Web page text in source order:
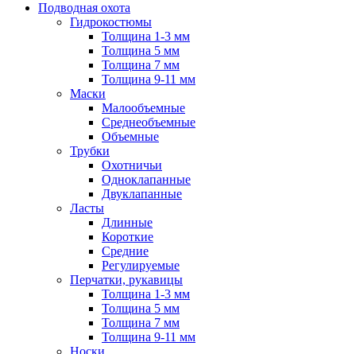
Подводная охота
Гидрокостюмы
Толщина 1-3 мм
Толщина 5 мм
Толщина 7 мм
Толщина 9-11 мм
Маски
Малообъемные
Среднеобъемные
Объемные
Трубки
Охотничьи
Одноклапанные
Двуклапанные
Ласты
Длинные
Короткие
Средние
Регулируемые
Перчатки, рукавицы
Толщина 1-3 мм
Толщина 5 мм
Толщина 7 мм
Толщина 9-11 мм
Носки